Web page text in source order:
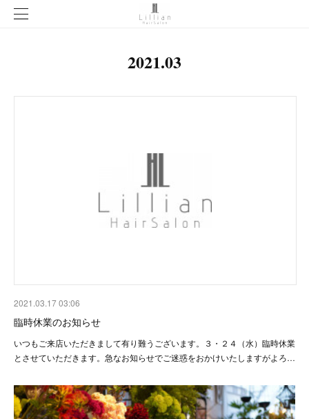
2021.03
2021.03.17 03:06
臨時休業のお知らせ
いつもご来店いただきまして有り難うございます。３・２４（水）臨時休業
とさせていただきます。急なお知らせでご迷惑をおかけいたしますがよろ…